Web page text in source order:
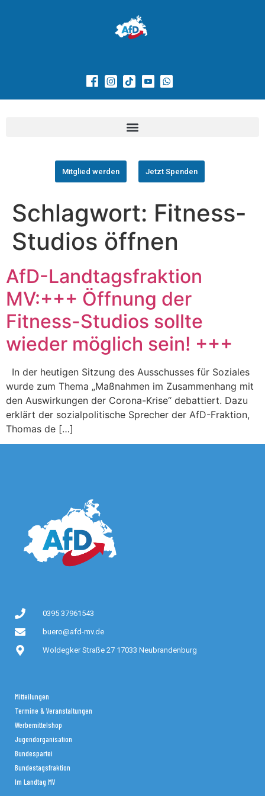
Mitglied werden Jetzt Spenden
Schlagwort: Fitness-
Studios öffnen
AfD-Landtagsfraktion
MV:+++ Öffnung der
Fitness-Studios sollte
wieder möglich sein! +++
In der heutigen Sitzung des Ausschusses für Soziales
wurde zum Thema „Maßnahmen im Zusammenhang mit
den Auswirkungen der Corona-Krise“ debattiert. Dazu
erklärt der sozialpolitische Sprecher der AfD-Fraktion,
Thomas de […]
0395 37961543
buero@afd-mv.de
Woldegker Straße 27 17033 Neubrandenburg
Mitteilungen
Termine & Veranstaltungen
Werbemittelshop
Jugendorganisation
Bundespartei
Bundestagsfraktion
Im Landtag MV